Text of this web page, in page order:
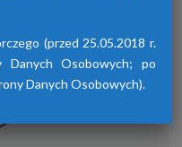
(przed 25.05.2018 r.
Danych Osobowych; po
Danych Osobowych).